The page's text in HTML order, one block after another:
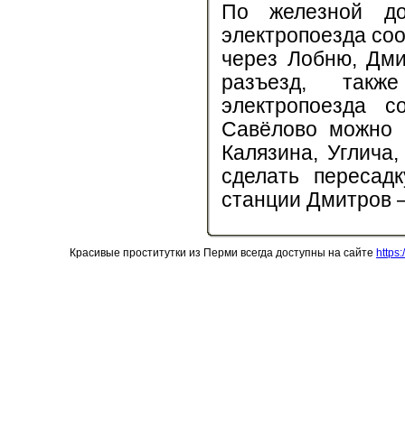
По железной
электропоезда
через Лобню,
разъезд,
электропоезда
Савёлово можно
Калязина,
сделать
станции Дмитров
Красивые проститутки из Перми всегда доступны на сайте